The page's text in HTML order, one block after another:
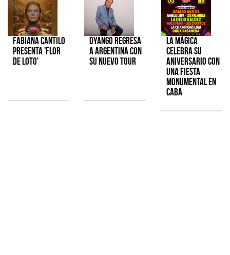
Fabiana Cantilo
presenta 'Flor
de Loto'
Dyango regresa
a Argentina con
su nuevo tour
La Mágica
celebra su
aniversario con
una fiesta
monumental en
CABA